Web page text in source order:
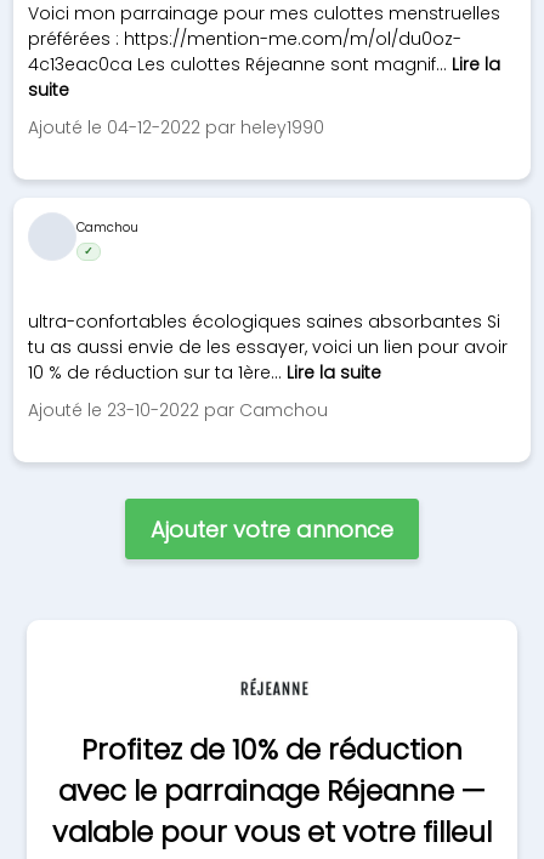
Voici mon parrainage pour mes culottes menstruelles
préférées : https://mention-me.com/m/ol/du0oz-
4c13eac0ca Les culottes Réjeanne sont magnif... Lire la
suite
Ajouté le 04-12-2022 par heley1990
ultra-confortables écologiques saines absorbantes Si
tu as aussi envie de les essayer, voici un lien pour avoir
10 % de réduction sur ta 1ère... Lire la suite
Ajouté le 23-10-2022 par Camchou
Camchou
✓
Ajouter votre annonce
Profitez de 10% de réduction
avec le parrainage Réjeanne —
valable pour vous et votre filleul